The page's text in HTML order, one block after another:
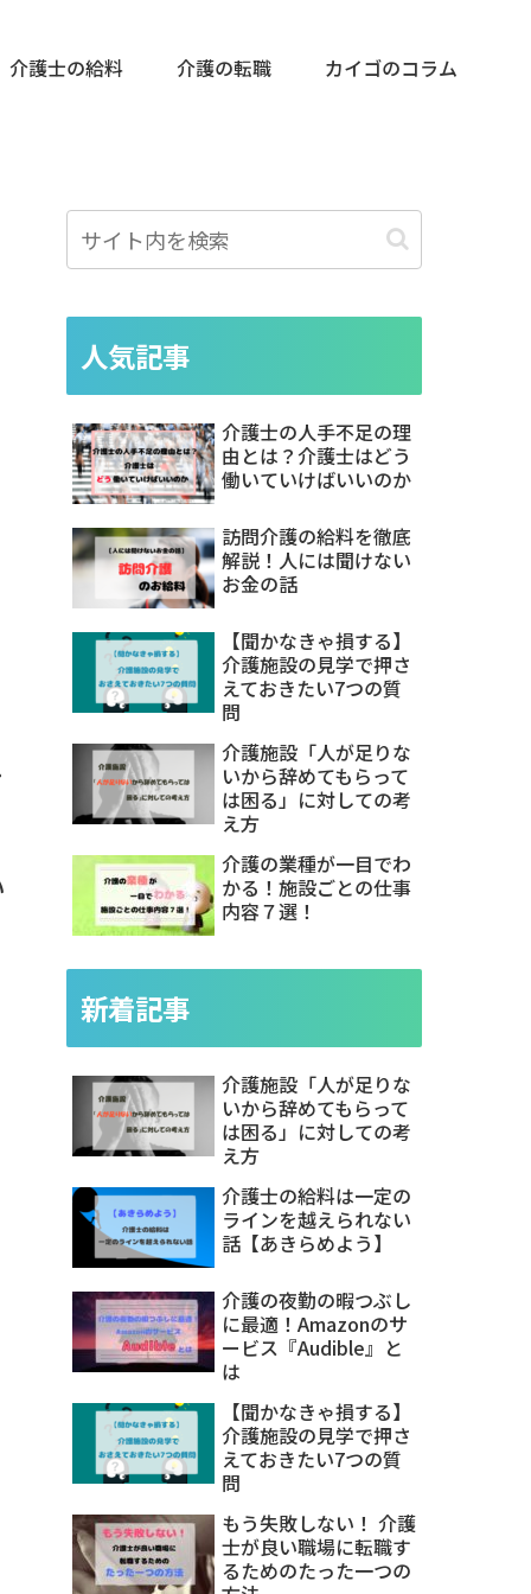
介護士の給料 介護の転職 カイゴのコラム
人気記事
介護士の人手不足の理
由とは？介護士はどう
働いていけばいいのか
訪問介護の給料を徹底
解説！人には聞けない
お金の話
【聞かなきゃ損する】
介護施設の見学で押さ
えておきたい7つの質
問
介護施設「人が足りな
いから辞めてもらって
は困る」に対しての考
え方
介護の業種が一目でわ
かる！施設ごとの仕事
内容７選！
新着記事
介護施設「人が足りな
いから辞めてもらって
は困る」に対しての考
え方
介護士の給料は一定の
ラインを越えられない
話【あきらめよう】
介護の夜勤の暇つぶし
に最適！Amazonのサ
ービス『Audible』と
は
【聞かなきゃ損する】
介護施設の見学で押さ
えておきたい7つの質
問
もう失敗しない！ 介護
士が良い職場に転職す
るためのたった一つの